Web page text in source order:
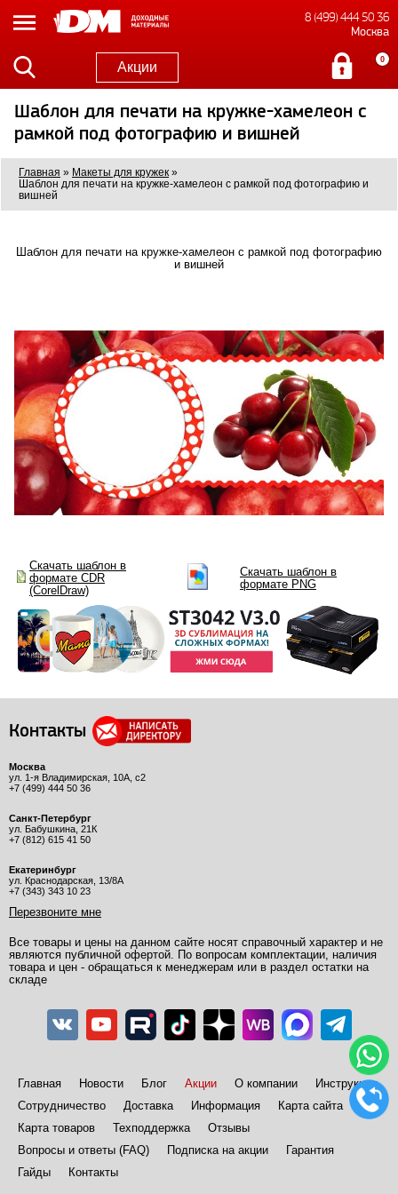
8 (499) 444 50 36
Москва
Акции 0
Шаблон для печати на кружке-хамелеон с
рамкой под фотографию и вишней
Главная » Макеты для кружек »
Шаблон для печати на кружке-хамелеон с рамкой под фотографию и
вишней
Шаблон для печати на кружке-хамелеон с рамкой под фотографию
и вишней
Скачать шаблон в
формате CDR
(CorelDraw)
Скачать шаблон в
формате PNG
Контакты
Москва
ул. 1-я Владимирская, 10А, с2
+7 (499) 444 50 36
Санкт-Петербург
ул. Бабушкина, 21К
+7 (812) 615 41 50
Екатеринбург
ул. Краснодарская, 13/8А
+7 (343) 343 10 23
Перезвоните мне
Все товары и цены на данном сайте носят справочный характер и не
являются публичной офертой. По вопросам комплектации, наличия
товара и цен - обращаться к менеджерам или в раздел остатки на
складе
Главная Новости Блог Акции О компании
Инструкции
Сотрудничество
Доставка Информация
Карта сайта
Карта товаров
Техподдержка
Отзывы
Вопросы и ответы (FAQ)
Подписка на акции
Гарантия
Гайды
Контакты